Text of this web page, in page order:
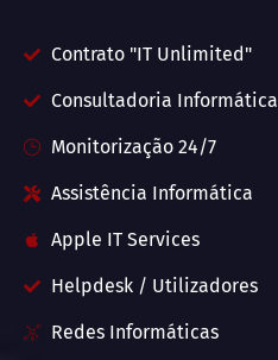
Contrato "IT Unlimited"
Consultadoria Informática
Monitorização 24/7
Assistência Informática
Apple IT Services
Helpdesk / Utilizadores
Redes Informáticas